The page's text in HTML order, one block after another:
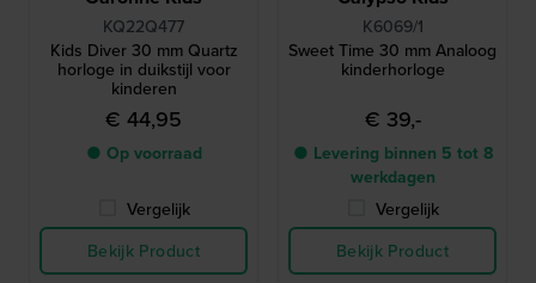
KQ22Q477
Kids Diver 30 mm Quartz
horloge in duikstijl voor
kinderen
€ 44,95
● Op voorraad
Vergelijk
Bekijk Product
K6069/1
Sweet Time 30 mm Analoog
kinderhorloge
€ 39,-
● Levering binnen 5 tot 8
werkdagen
Vergelijk
Bekijk Product